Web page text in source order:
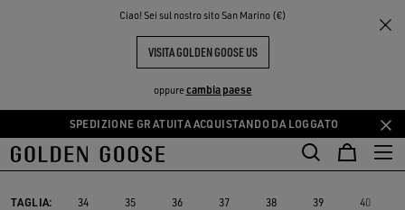
Ciao! Sei sul nostro sito San Marino (€)
VISITA GOLDEN GOOSE US
oppurecambia paese
Vai
al
principale
Vai
al
del
SPEDIZIONE GRATUITA ACQUISTANDO DA LOGGATO
THE
COMMUNITY
True-Star
TRUE-STAR DONNA
True-Star
True-Star
Mid Star
Mid Star
Running Sole
Running Sole Hi Star
Stardan
Stardan
Slide
Slide
TAGLIA: 34 35 36 37 38 39 40